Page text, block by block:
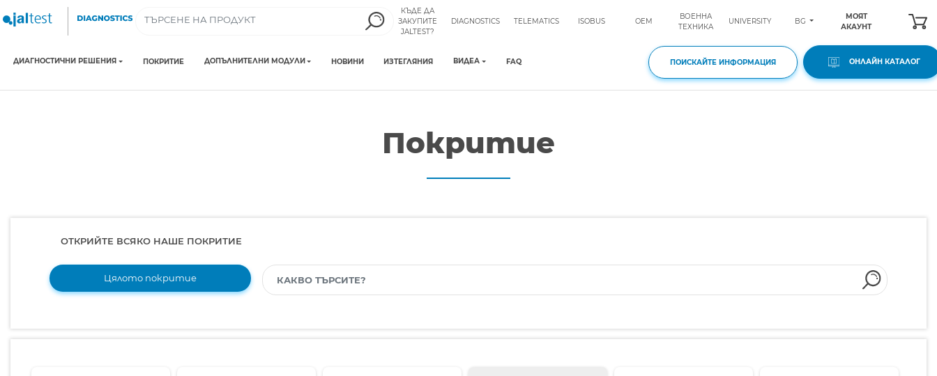
КЪДЕ ДА
ЗАКУПИТЕ
JALTEST?
DIAGNOSTICS TELEMATICS ISOBUS OEM
ВОЕННА
ТЕХНИКА
UNIVERSITY BG
МОЯТ
АКАУНТ
ДИАГНОСТИЧНИ РЕШЕНИЯ ПОКРИТИЕ ДОПЪЛНИТЕЛНИ МОДУЛИ НОВИНИ ИЗТЕГЛЯНИЯ ВИДЕА FAQ ПОИСКАЙТЕ ИНФОРМАЦИЯ ОНЛАЙН КАТАЛОГ
Покритие
ОТКРИЙТЕ ВСЯКО НАШЕ ПОКРИТИЕ
Цялото покритие